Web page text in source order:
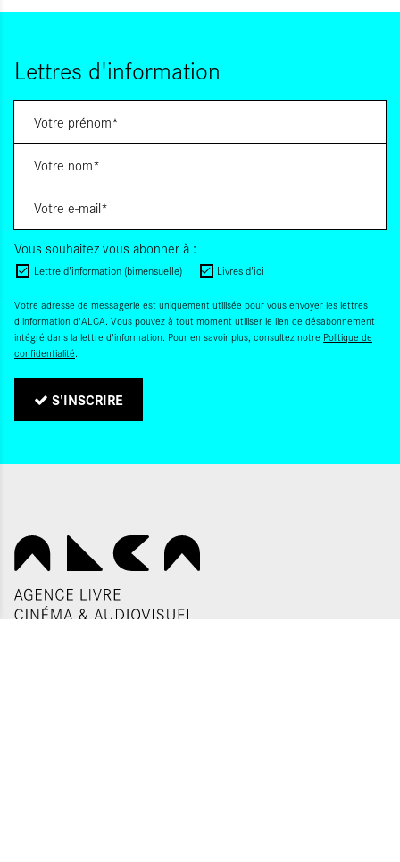
Lettres d'information
Vous souhaitez vous abonner à :
Lettre d'information (bimensuelle) Livres d'ici
Votre adresse de messagerie est uniquement utilisée pour vous envoyer les lettres
d'information d'ALCA. Vous pouvez à tout moment utiliser le lien de désabonnement
intégré dans la lettre d'information. Pour en savoir plus, consultez notre Politique de
confidentialité.
S'INSCRIRE